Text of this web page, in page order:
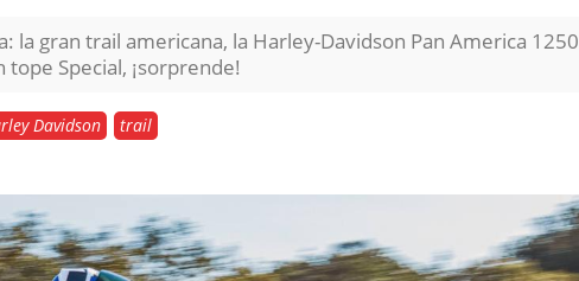
la gran trail americana, la Harley-Davidson Pan America 1250
Special, ¡sorprende!
Davidson trail